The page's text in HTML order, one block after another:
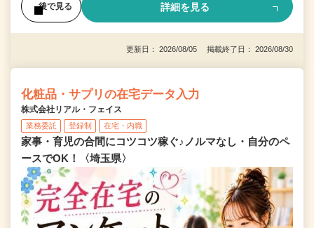
後で見る 詳細を見る
更新日： 2026/08/05 掲載終了日： 2026/08/30
化粧品・サプリの在宅データ入力
株式会社リアル・フェイス
業務委託 登録制 在宅・内職
家事・育児の合間にコツコツ稼ぐ♪ノルマなし・自分のペ
ースでOK！〈埼玉県〉